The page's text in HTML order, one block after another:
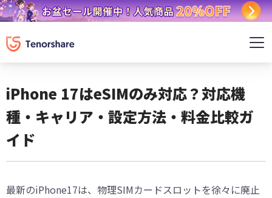
iPhone 17はeSIMのみ対応？対応機
種・キャリア・設定方法・料金比較ガ
イド
最新のiPhone17は、物理SIMカードスロットを徐々に廃止